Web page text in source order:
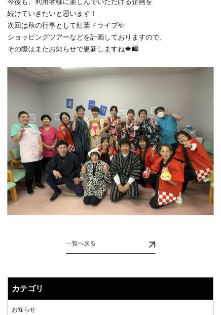
今後も、利用者様に楽しんでいただける企画を
続けていきたいと思います！
次回は秋の行事として紅葉ドライブや
ショッピングツアーなどを計画しておりますので、
その際はまたお知らせで更新しますね🍁🛍️
一覧へ戻る
カテゴリ
お知らせ